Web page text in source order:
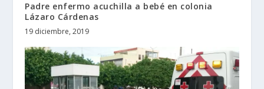
Padre enfermo acuchilla a bebé en colonia
Lázaro Cárdenas
19 diciembre, 2019